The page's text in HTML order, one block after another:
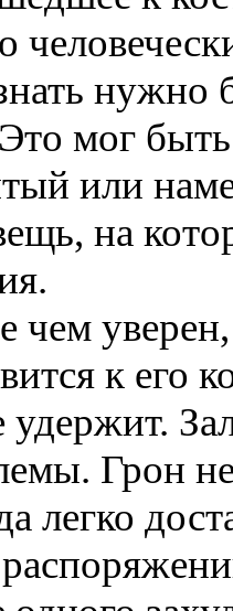
нужно
мог
или
на
чем
к его
Грон
легко